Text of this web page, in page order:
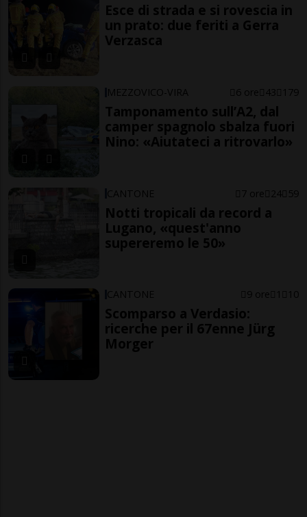
Esce di strada e si rovescia in
un prato: due feriti a Gerra
Verzasca
MEZZOVICO-VIRA 6 ore 43 179
Tamponamento sull’A2, dal
camper spagnolo sbalza fuori
Nino: «Aiutateci a ritrovarlo»
CANTONE 7 ore 24 59
Notti tropicali da record a
Lugano, «quest'anno
supereremo le 50»
CANTONE 9 ore 1 10
Scomparso a Verdasio:
ricerche per il 67enne Jürg
Morger